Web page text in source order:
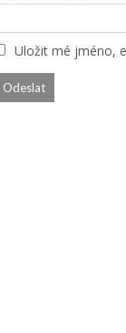
Uložit mé jméno,